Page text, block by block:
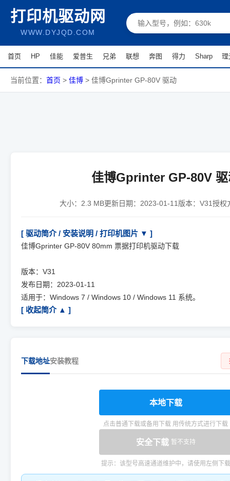
打印机驱动网
WWW.DYJQD.COM
首页 HP 佳能 爱普生 兄弟 联想 奔图 得力 Sharp 理
当前位置： 首页 > 佳博 > 佳博Gprinter GP-80V 驱动
佳博Gprinter GP-80V 驱
大小： 2.3 MB更新日期： 2023-01-11 版本： V31授权
[ 驱动简介 / 安装说明 / 打印机图片 ▼ ]
佳博Gprinter GP-80V 80mm 票据打印机驱动下载
版本：V31
发布日期：2023-01-11
适用于：Windows 7 / Windows 10 / Windows 11 系统。
[ 收起简介 ▲ ]
下载地址安装教程
本地下载
点击普通下载或备用下载 用传统方式进行下载
安全下载 暂不支持
提示：该型号高速通道维护中，请使用左侧下载